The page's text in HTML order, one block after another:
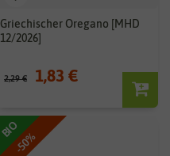
Griechischer Oregano [MHD
12/2026]
2,29 € 1,83 €
-50%
BIO